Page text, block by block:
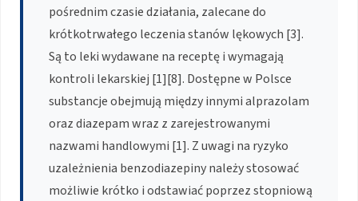
pośrednim czasie działania, zalecane do
krótkotrwałego leczenia stanów lękowych [3].
Są to leki wydawane na receptę i wymagają
kontroli lekarskiej [1][8]. Dostępne w Polsce
substancje obejmują między innymi alprazolam
oraz diazepam wraz z zarejestrowanymi
nazwami handlowymi [1]. Z uwagi na ryzyko
uzależnienia benzodiazepiny należy stosować
możliwie krótko i odstawiać poprzez stopniową